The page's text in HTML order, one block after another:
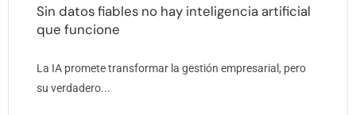
Sin datos fiables no hay inteligencia artificial
que funcione
La IA promete transformar la gestión empresarial, pero
su verdadero...